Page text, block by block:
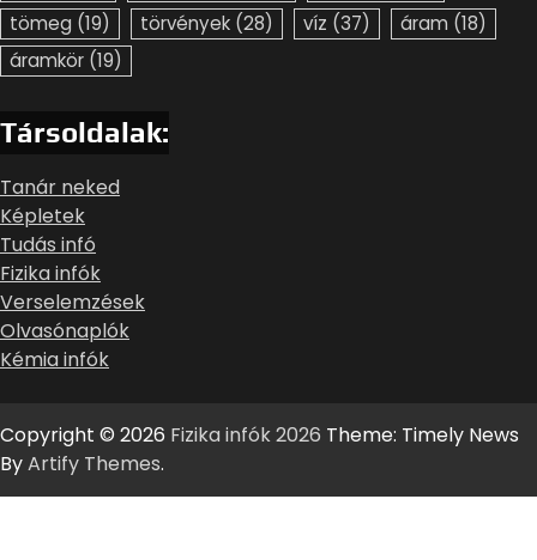
tömeg (19) törvények (28) víz (37) áram (18)
áramkör (19)
Társoldalak:
Tanár neked
Képletek
Tudás infó
Fizika infók
Verselemzések
Olvasónaplók
Kémia infók
Copyright © 2026 Fizika infók 2026 Theme: Timely News
ByArtify Themes.